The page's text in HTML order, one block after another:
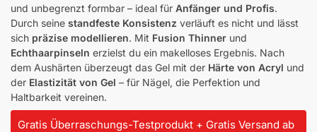
und unbegrenzt formbar – ideal für Anfänger und Profis.
Durch seine standfeste Konsistenz verläuft es nicht und lässt
sich präzise modellieren. Mit Fusion Thinner und
Echthaarpinseln erzielst du ein makelloses Ergebnis. Nach
dem Aushärten überzeugt das Gel mit der Härte von Acryl und
der Elastizität von Gel – für Nägel, die Perfektion und
Haltbarkeit vereinen.
Gratis Überraschungs-Testprodukt + Gratis Versand ab